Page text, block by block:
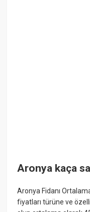
Aronya kaça
Aronya Fidanı
fiyatları türüne ve